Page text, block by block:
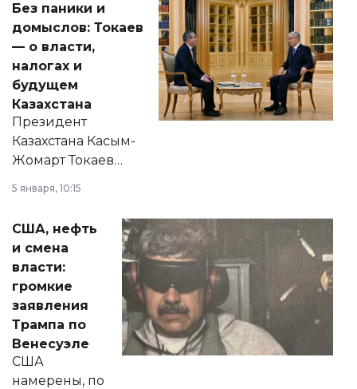
Без паники и
домыслов: Токаев
— о власти,
налогах и
будущем
Казахстана
Президент
Казахстана Касым-
Жомарт Токаев
сразу несколько
актуальных тем —
от слухов о
политических
реформах до
вопросов армии,
экономики и
личного здоровья.
5 января, 10:15
США, нефть
и смена
власти:
громкие
заявления
Трампа по
Венесуэле
США
намерены, по